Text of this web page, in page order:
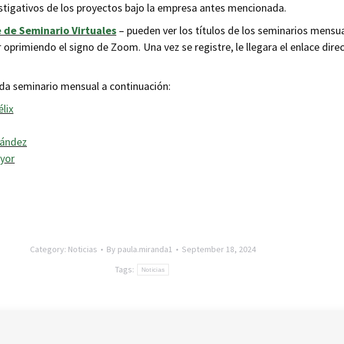
de los proyectos bajo la empresa antes mencionada.
de Seminario Virtuales – pueden ver los títulos de los seminarios
el signo de Zoom. Una vez se registre, le llegara el enlace
seminario mensual a continuación:
Category: Noticias By paula.miranda1
September 18, 2024
Tags:
Noticias